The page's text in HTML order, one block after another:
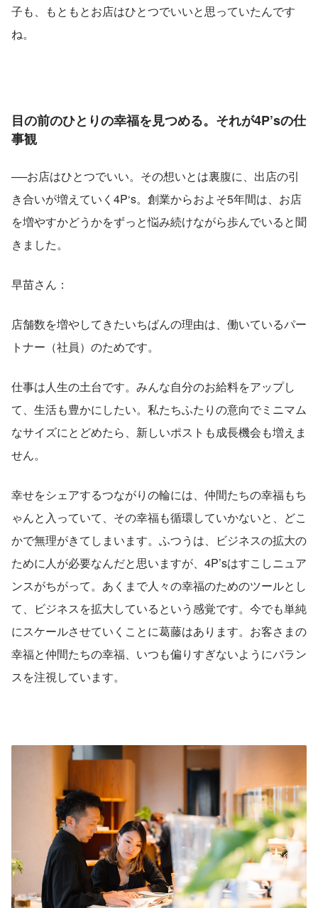
子も、もともとお店はひとつでいいと思っていたんです
ね。
目の前のひとりの幸福を見つめる。それが4P’sの仕
事観
──お店はひとつでいい。その想いとは裏腹に、出店の引
き合いが増えていく4P‘s。創業からおよそ5年間は、お店
を増やすかどうかをずっと悩み続けながら歩んでいると聞
きました。
早苗さん：
店舗数を増やしてきたいちばんの理由は、働いているパー
トナー（社員）のためです。
仕事は人生の土台です。みんな自分のお給料をアップし
て、生活も豊かにしたい。私たちふたりの意向でミニマム
なサイズにとどめたら、新しいポストも成長機会も増えま
せん。
幸せをシェアするつながりの輪には、仲間たちの幸福もち
ゃんと入っていて、その幸福も循環していかないと、どこ
かで無理がきてしまいます。ふつうは、ビジネスの拡大の
ために人が必要なんだと思いますが、4P’sはすこしニュア
ンスがちがって。あくまで人々の幸福のためのツールとし
て、ビジネスを拡大しているという感覚です。今でも単純
にスケールさせていくことに葛藤はあります。お客さまの
幸福と仲間たちの幸福、いつも偏りすぎないようにバラン
スを注視しています。